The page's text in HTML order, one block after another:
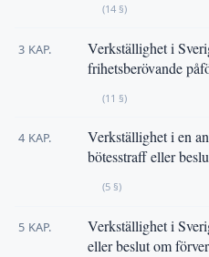
(14 §)
3 KAP.
Verkställighet i
frihetsberövande
(11 §)
4 KAP.
Verkställighet i en
bötesstraff eller
(5 §)
5 KAP.
Verkställighet i
eller beslut om